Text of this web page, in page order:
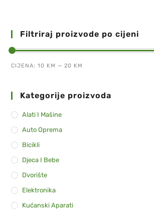
Filtriraj proizvode po cijeni
CIJENA:10 KM —20 KM
Kategorije proizvoda
Alati I Mašine
Auto Oprema
Bicikli
Djeca I Bebe
Dvorište
Elektronika
Kućanski Aparati